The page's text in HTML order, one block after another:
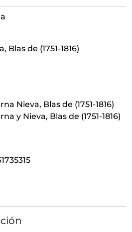
Blas de (1751-1816)
Nieva, Blas de (1751-1816)
y Nieva, Blas de (1751-1816)